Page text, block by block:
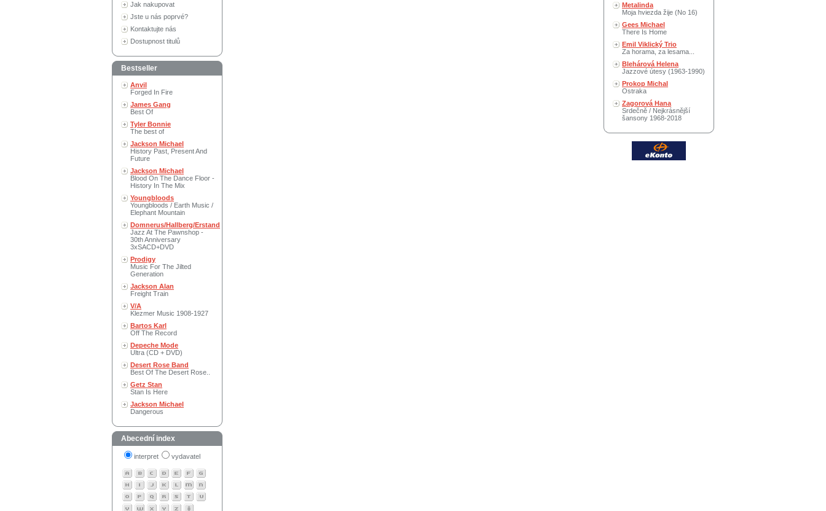
Jak nakupovat
Jste u nás poprvé?
Kontaktujte nás
Dostupnost titulů
Bestseller
Anvil
Forged In Fire
James Gang
Best Of
Tyler Bonnie
The best of
Jackson Michael
History Past, Present And
Future
Jackson Michael
Blood On The Dance Floor -
History In The Mix
Youngbloods
Youngbloods / Earth Music /
Elephant Mountain
Domnerus/Hallberg/Erstand
Jazz At The Pawnshop -
30th Anniversary
3xSACD+DVD
Prodigy
Music For The Jilted
Generation
Jackson Alan
Freight Train
V/A
Klezmer Music 1908-1927
Bartos Karl
Off The Record
Depeche Mode
Ultra (CD + DVD)
Desert Rose Band
Best Of The Desert Rose..
Getz Stan
Stan Is Here
Jackson Michael
Dangerous
Abecední index
interpret vydavatel
Metalinda
Moja hviezda žije (No 16)
Gees Michael
There Is Home
Emil Viklický Trio
Za horama, za lesama...
Blehárová Helena
Jazzové útesy (1963-1990)
Prokop Michal
Ostraka
Zagorová Hana
Srdečně / Nejkrásnější
šansony 1968-2018